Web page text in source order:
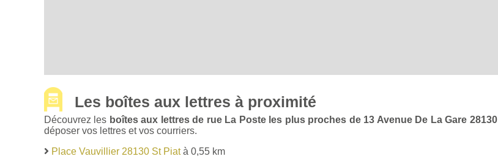
Les boîtes aux lettres à proximité
Découvrez les boîtes aux lettres de rue La Poste les plus proches de 13 Avenue De La Gare
déposer vos lettres et vos courriers.
Place Vauvillier 28130 St Piatà 0,55 km